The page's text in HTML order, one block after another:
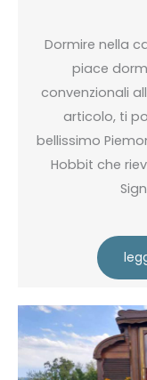
Dormire nella
piace
convenzionali
articolo, ti
bellissimo
Hobbit che